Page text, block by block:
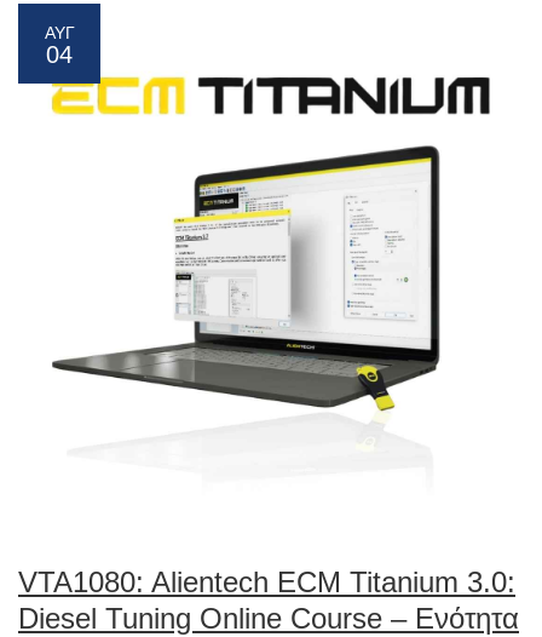
ΑΥΓ
04
VTA1080: Alientech ECM Titanium 3.0:
Diesel Tuning Online Course – Ενότητα